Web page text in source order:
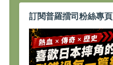
訂閱普羅擂司粉絲專頁